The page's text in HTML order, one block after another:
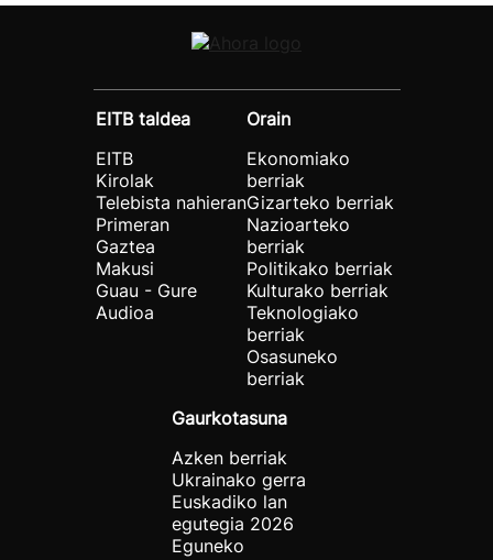
EITB taldea
EITB
Kirolak
Telebista nahieran
Primeran
Gaztea
Makusi
Guau - Gure
Audioa
Orain
Ekonomiako
berriak
Gizarteko berriak
Nazioarteko
berriak
Politikako berriak
Kulturako berriak
Teknologiako
berriak
Osasuneko
berriak
Gaurkotasuna
Azken berriak
Ukrainako gerra
Euskadiko lan
egutegia 2026
Eguneko